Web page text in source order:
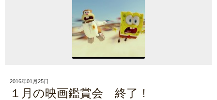
2016年01月25日
１月の映画鑑賞会 終了！